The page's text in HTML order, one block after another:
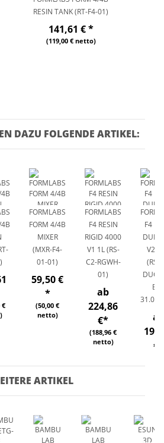
RESIN TANK (RT-F4-01)
141,61 €*
(119,00 € netto)
DAZU FOLGENDE ARTIKEL:
€
FORMLABS
FORM 4/4B
MIXER
(MXR-F4-
01-01)
59,50 €
*
(50,00 €
netto)
FORMLABS
F4 RESIN
RIGID 4000
V1 1L (RS-
C2-RGWH-
01)
ab
224,86
€*
(188,96 €
netto)
F4
V2.1
(RS-
ab
€
ARTIKEL